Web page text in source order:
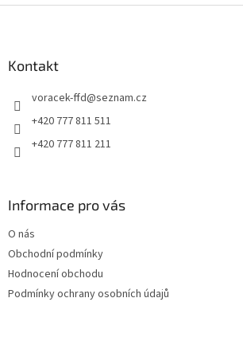
l
Kontakt
voracek-ffd@seznam.cz
+420 777 811 511
+420 777 811 211
Informace pro vás
O nás
Obchodní podmínky
Hodnocení obchodu
Podmínky ochrany osobních údajů